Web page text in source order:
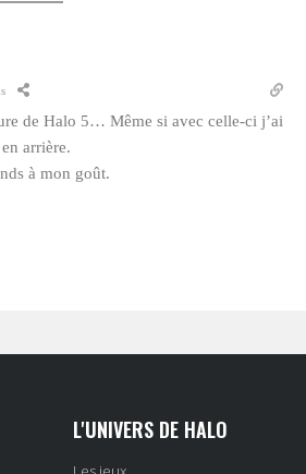
de Halo 5… Même si avec celle-ci j’ai
arrière.
à mon goût.
L'UNIVERS DE HALO